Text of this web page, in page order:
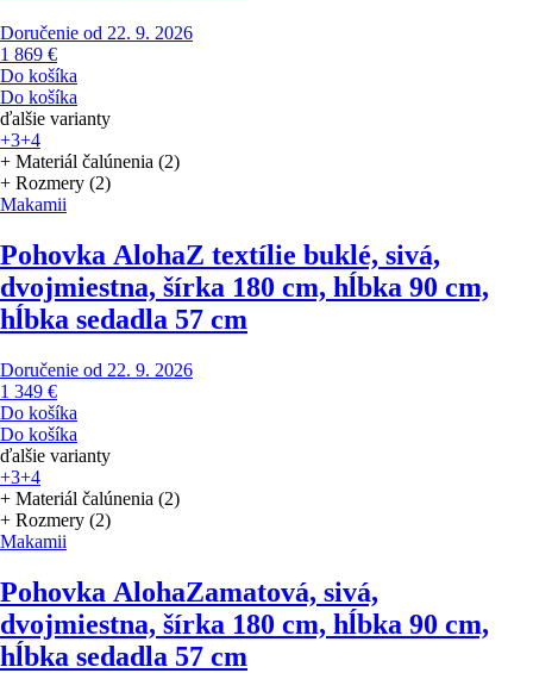
Doručenie od 22. 9. 2026
1 869 €
Do košíka
Do košíka
ďalšie varianty
+3+4
+ Materiál čalúnenia (2)
+ Rozmery (2)
Makamii
Pohovka AlohaZ textílie buklé, sivá,
dvojmiestna, šírka 180 cm, hĺbka 90 cm,
hĺbka sedadla 57 cm
Doručenie od 22. 9. 2026
1 349 €
Do košíka
Do košíka
ďalšie varianty
+3+4
+ Materiál čalúnenia (2)
+ Rozmery (2)
Makamii
Pohovka AlohaZamatová, sivá,
dvojmiestna, šírka 180 cm, hĺbka 90 cm,
hĺbka sedadla 57 cm